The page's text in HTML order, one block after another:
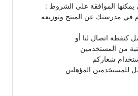
يمكنها الموافقة على الشروط :
في مدرستك عن المنتج وتوزيعه
كنقطة اتصال لنا أو
من المستخدمين
شعاركم
للمستخدمين المؤهلين